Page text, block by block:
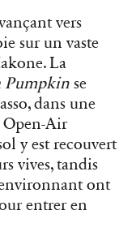
vers
sur un vaste
La
Pumpkin se
dans une
Open-Air
y est recouvert
vives, tandis
ont
entrer en